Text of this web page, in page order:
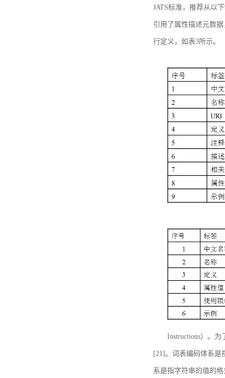
JATS标准，推荐从以
引用了属性描述元数
行定义，如表3所示。
Instructions）。
[21]。词表编码体系是
系是指字符串的值的